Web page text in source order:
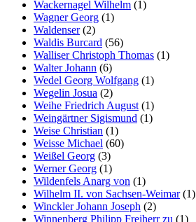
Wackernagel Wilhelm (1)
Wagner Georg (1)
Waldenser(2)
Waldis Burcard (56)
Walliser Christoph Thomas (1)
Walter Johann (6)
Wedel Georg Wolfgang (1)
Wegelin Josua (2)
Weihe Friedrich August (1)
Weingärtner Sigismund (1)
Weise Christian (1)
Weisse Michael (60)
Weißel Georg (3)
Werner Georg (1)
Wildenfels Anarg von (1)
Wilhelm II. von Sachsen-Weimar(1)
Winckler Johann Joseph (2)
Winnenberg Philipp Freiherr zu (1)